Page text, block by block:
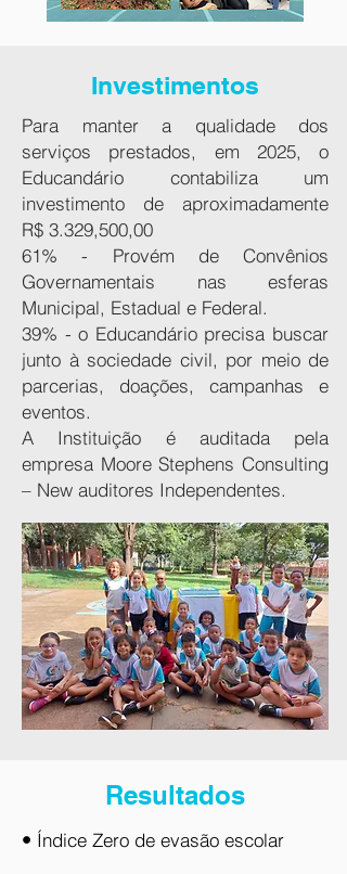
Investimentos
Para manter a qualidade dos
serviços prestados, em 2025, o
Educandário contabiliza um
investimento de aproximadamente
R$ 3.329,500,00
61% - Provém de Convênios
Governamentais nas esferas
Municipal, Estadual e Federal.
39% - o Educandário precisa buscar
junto à sociedade civil, por meio de
parcerias, doações, campanhas e
eventos.
A Instituição é auditada pela
empresa Moore Stephens Consulting
– New auditores Independentes.
Resultados
• Índice Zero de evasão escolar